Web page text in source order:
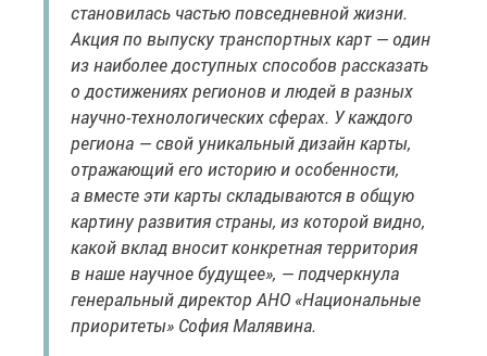
становилась частью повседневной жизни.
Акция по выпуску транспортных карт — один
из наиболее доступных способов рассказать
о достижениях регионов и людей в разных
научно-технологических сферах. У каждого
региона — свой уникальный дизайн карты,
отражающий его историю и особенности,
а вместе эти карты складываются в общую
картину развития страны, из которой видно,
какой вклад вносит конкретная территория
в наше научное будущее», — подчеркнула
генеральный директор АНО «Национальные
приоритеты» София Малявина.